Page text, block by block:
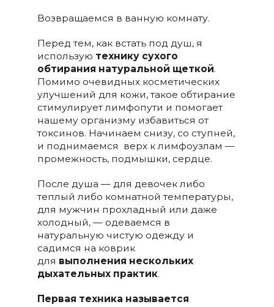
Возвращаемся в ванную комнату.
Перед тем, как встать под душ, я
использую технику сухого
обтирания натуральной щеткой.
Помимо очевидных косметических
улучшений для кожи, такое обтирание
стимулирует лимфопути и помогает
нашему организму избавиться от
токсинов. Начинаем снизу, со ступней,
и поднимаемся верх к лимфоузлам —
промежность, подмышки, сердце.
После душа — для девочек либо
теплый либо комнатной температуры,
для мужчин прохладный или даже
холодный, — одеваемся в
натуральную чистую одежду и
садимся на коврик
для выполнения нескольких
дыхательных практик.
Первая техника называется